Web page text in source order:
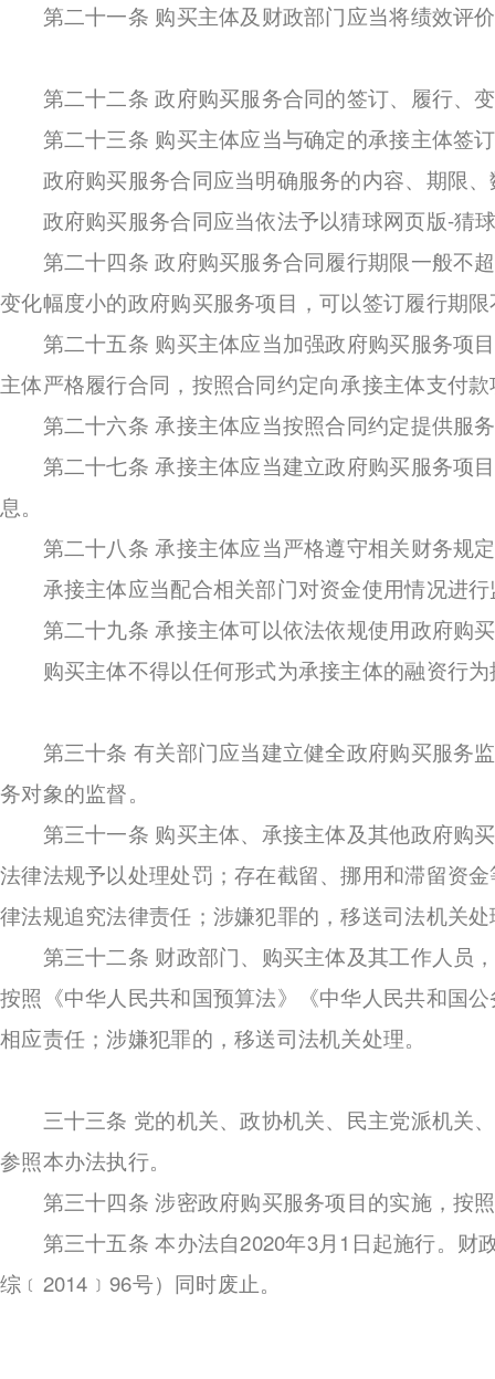
第二十一条 购买主体及财政部门应当将绩效评
第二十二条 政府购买服务合同的签订、履行、
第二十三条 购买主体应当与确定的承接主体签
政府购买服务合同应当明确服务的内容、期限、
政府购买服务合同应当依法予以猜球网页版-猜
第二十四条 政府购买服务合同履行期限一般不超
变化幅度小的政府购买服务项目，可以签订履行期
第二十五条 购买主体应当加强政府购买服务项目
主体严格履行合同，按照合同约定向承接主体支付
第二十六条 承接主体应当按照合同约定提供服
第二十七条 承接主体应当建立政府购买服务项目
息。
第二十八条 承接主体应当严格遵守相关财务规
承接主体应当配合相关部门对资金使用情况进行
第二十九条 承接主体可以依法依规使用政府购
购买主体不得以任何形式为承接主体的融资行为
第三十条 有关部门应当建立健全政府购买服务监
务对象的监督。
第三十一条 购买主体、承接主体及其他政府购买
法律法规予以处理处罚；存在截留、挪用和滞留资
律法规追究法律责任；涉嫌犯罪的，移送司法机关
第三十二条 财政部门、购买主体及其工作人员，
按照《中华人民共和国预算法》《中华人民共和国
相应责任；涉嫌犯罪的，移送司法机关处理。
三十三条 党的机关、政协机关、民主党派机关、
参照本办法执行。
第三十四条 涉密政府购买服务项目的实施，按
第三十五条 本办法自2020年3月1日起施行。财
综﹝2014﹞96号）同时废止。